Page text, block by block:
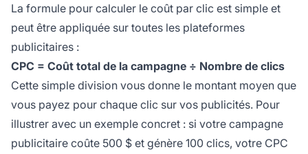
La formule pour calculer le coût par clic est simple et
peut être appliquée sur toutes les plateformes
publicitaires :
CPC = Coût total de la campagne ÷ Nombre de clics
Cette simple division vous donne le montant moyen que
vous payez pour chaque clic sur vos publicités. Pour
illustrer avec un exemple concret : si votre campagne
publicitaire coûte 500 $ et génère 100 clics, votre CPC